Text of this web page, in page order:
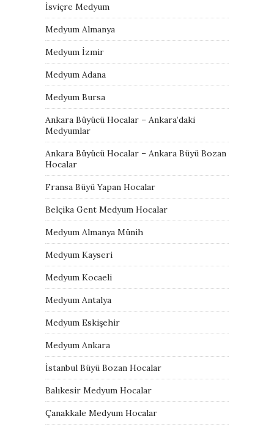
İsviçre Medyum
Medyum Almanya
Medyum İzmir
Medyum Adana
Medyum Bursa
Ankara Büyücü Hocalar – Ankara’daki
Medyumlar
Ankara Büyücü Hocalar – Ankara Büyü Bozan
Hocalar
Fransa Büyü Yapan Hocalar
Belçika Gent Medyum Hocalar
Medyum Almanya Münih
Medyum Kayseri
Medyum Kocaeli
Medyum Antalya
Medyum Eskişehir
Medyum Ankara
İstanbul Büyü Bozan Hocalar
Balıkesir Medyum Hocalar
Çanakkale Medyum Hocalar